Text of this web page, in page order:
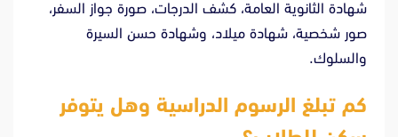
شهادة الثانوية العامة، كشف الدرجات، صورة جواز السفر،
صور شخصية، شهادة ميلاد، وشهادة حسن السيرة
والسلوك.
كم تبلغ الرسوم الدراسية وهل يتوفر